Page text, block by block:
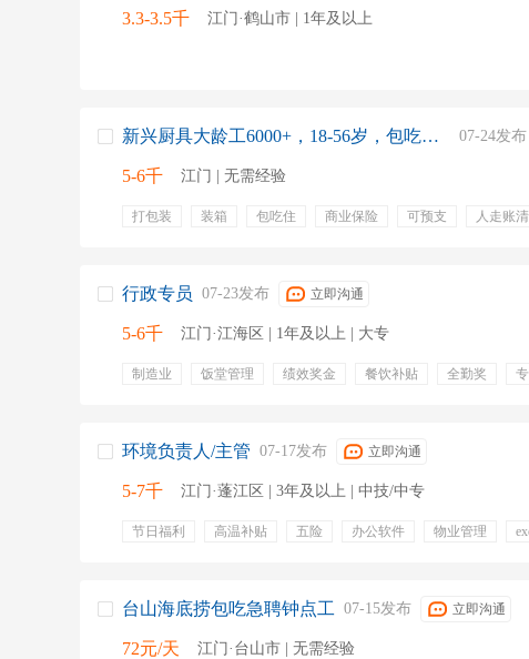
3.3-3.5千 江门·鹤山市 | 1年及以上
新兴厨具大龄工6000+，18-56岁，包吃住，可借支 07-24发布
5-6千 江门 | 无需经验
打包装 装箱 包吃住 商业保险 可预支 人走账清
行政专员 07-23发布 立即沟通
5-6千 江门·江海区 | 1年及以上 | 大专
制造业 饭堂管理 绩效奖金 餐饮补贴 全勤奖
环境负责人/主管 07-17发布 立即沟通
5-7千 江门·蓬江区 | 3年及以上 | 中技/中专
节日福利 高温补贴 五险 办公软件 物业管理
台山海底捞包吃急聘钟点工 07-15发布 立即沟通
72元/天 江门·台山市 | 无需经验